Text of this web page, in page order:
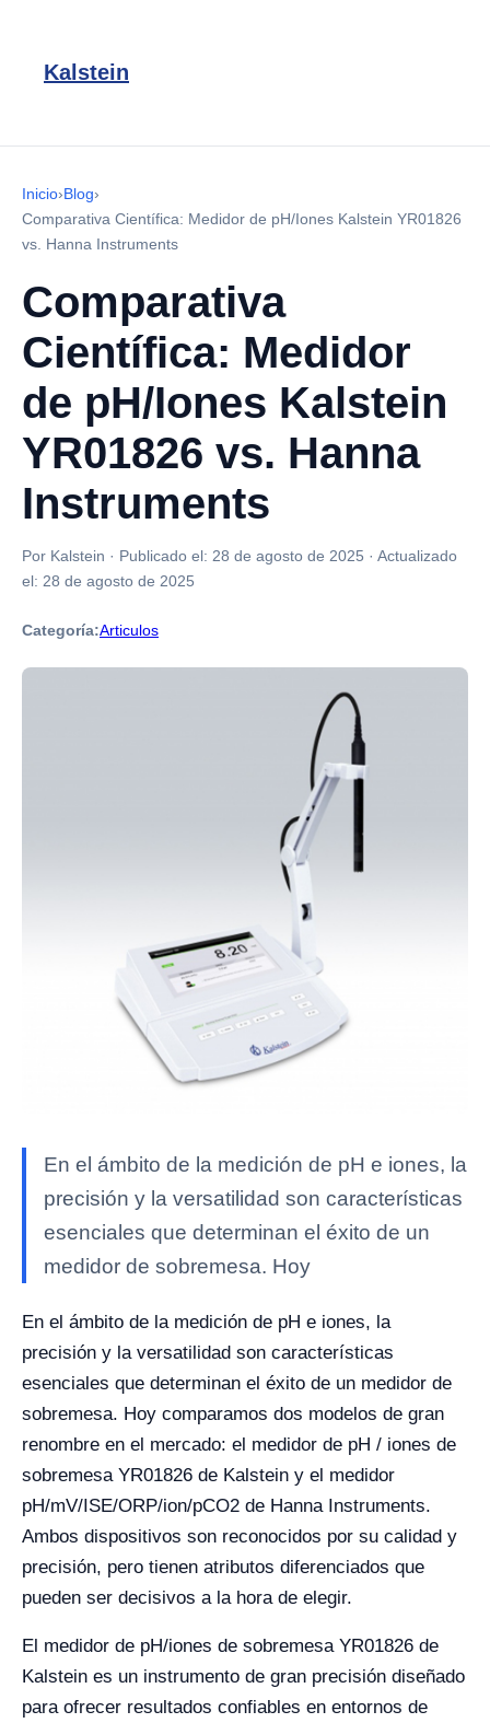
Kalstein
Inicio›Blog›
Comparativa Científica: Medidor de pH/Iones Kalstein YR01826
vs. Hanna Instruments
Comparativa
Científica: Medidor
de pH/Iones Kalstein
YR01826 vs. Hanna
Instruments
Por Kalstein · Publicado el: 28 de agosto de 2025 · Actualizado
el: 28 de agosto de 2025
Categoría:Articulos
En el ámbito de la medición de pH e iones, la
precisión y la versatilidad son características
esenciales que determinan el éxito de un
medidor de sobremesa. Hoy
En el ámbito de la medición de pH e iones, la
precisión y la versatilidad son características
esenciales que determinan el éxito de un medidor de
sobremesa. Hoy comparamos dos modelos de gran
renombre en el mercado: el medidor de pH / iones de
sobremesa YR01826 de Kalstein y el medidor
pH/mV/ISE/ORP/ion/pCO2 de Hanna Instruments.
Ambos dispositivos son reconocidos por su calidad y
precisión, pero tienen atributos diferenciados que
pueden ser decisivos a la hora de elegir.
El medidor de pH/iones de sobremesa YR01826 de
Kalstein es un instrumento de gran precisión diseñado
para ofrecer resultados confiables en entornos de